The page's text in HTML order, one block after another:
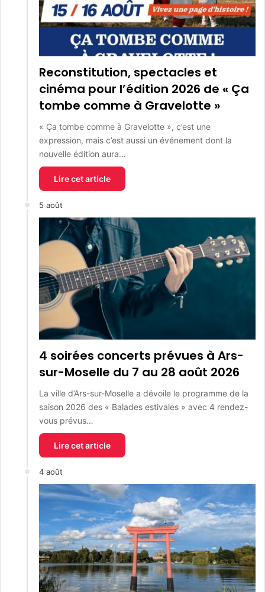
Reconstitution, spectacles et
cinéma pour l’édition 2026 de « Ça
tombe comme à Gravelotte »
« Ça tombe comme à Gravelotte », c’est une
expression, mais c’est aussi un événement dont la
nouvelle édition aura…
Lire cet article
5 août
4 soirées concerts prévues à Ars-
sur-Moselle du 7 au 28 août 2026
La ville d’Ars-sur-Moselle a dévoile le programme de la
saison 2026 des « Balades estivales » avec 4 rendez-
vous prévus…
Lire cet article
4 août